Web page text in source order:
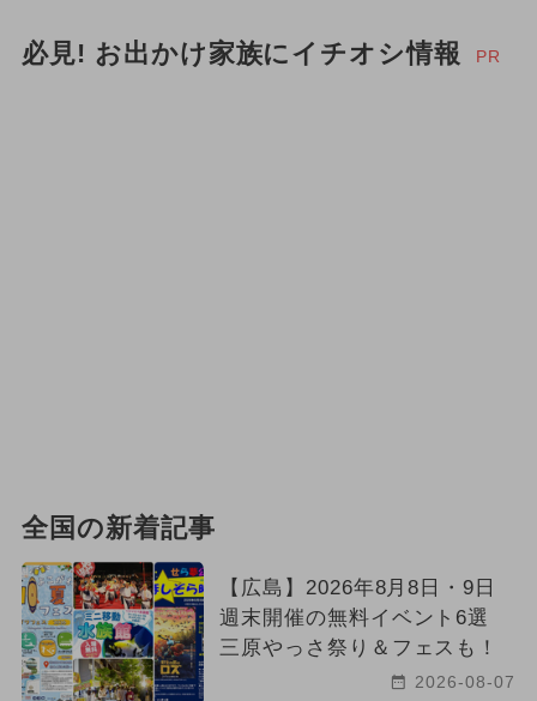
必見! お出かけ家族にイチオシ情報 PR
全国の新着記事
【広島】2026年8月8日・9日
週末開催の無料イベント6選
三原やっさ祭り＆フェスも！
2026-08-07